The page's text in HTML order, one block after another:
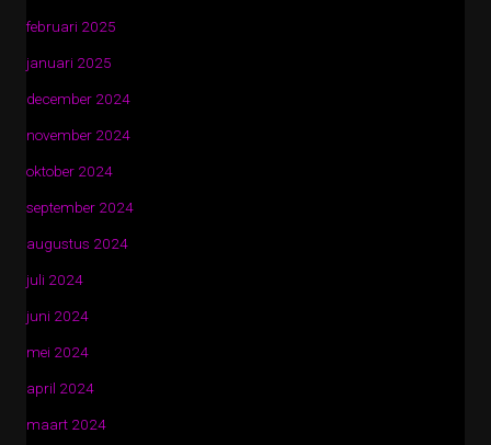
februari 2025
januari 2025
december 2024
november 2024
oktober 2024
september 2024
augustus 2024
juli 2024
juni 2024
mei 2024
april 2024
maart 2024